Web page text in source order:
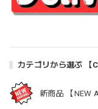
カテゴリから選ぶ 【
新商品 【NEW